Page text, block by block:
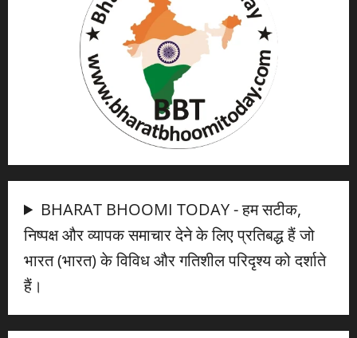
BHARAT BHOOMI TODAY - हम सटीक,
निष्पक्ष और व्यापक समाचार देने के लिए प्रतिबद्ध हैं जो
भारत (भारत) के विविध और गतिशील परिदृश्य को दर्शाते
हैं।